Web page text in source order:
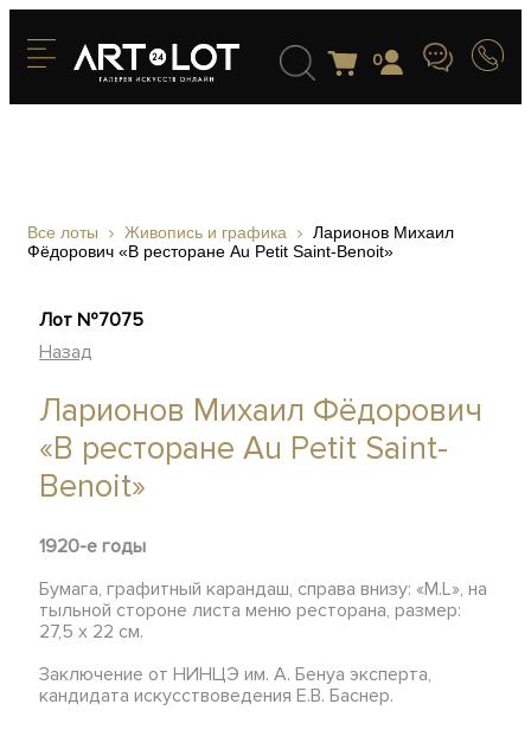
0
Все лоты Живопись и графика
Ларионов Михаил
Фёдорович «В ресторане Au Petit Saint-Benoit»
Лот №7075
Назад
Ларионов Михаил Фёдорович
«В ресторане Au Petit Saint-
Benoit»
1920-е годы
Бумага, графитный карандаш, справа внизу: «M.L», на
тыльной стороне листа меню ресторана, размер:
27,5 х 22 см.
Заключение от НИНЦЭ им. А. Бенуа эксперта,
кандидата искусствоведения Е.В. Баснер.